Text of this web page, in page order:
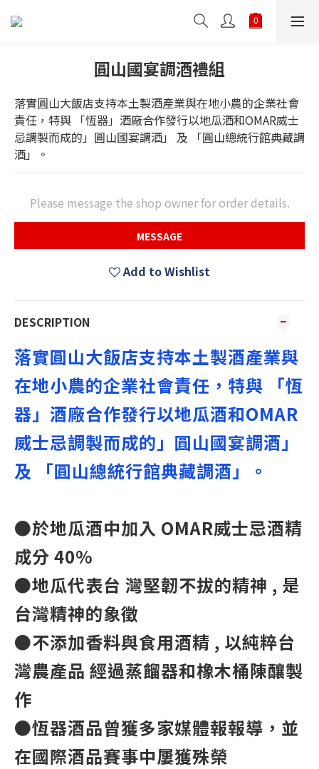
圓山國宴調酒禮組
落實圓山大飯店支持本土製酒產業與在地小農的企業社會
責任，特與 「恆器」酒廠合作發行以地瓜酒和OMAR威士
忌調製而成的」圓山國宴調酒」 及 「圓山總統行館典藏調
酒」。
Please message the shop owner for order details.
MESSAGE
Add to Wishlist
DESCRIPTION
落實圓山大飯店支持本土製酒產業與
在地小農的企業社會責任，特與 「恆
器」酒廠合作發行以地瓜酒和OMAR
威士忌調製而成的」圓山國宴調酒」
及 「圓山總統行館典藏調酒」。
●於地瓜酒中加入 OMAR威士忌酒精
成分 40%
●地瓜代表台 灣堅韌不拔的精神 , 是
台灣精神的象徵
●不添加香料與食用酒精 , 以純粹台
灣農產品 經過蒸餾器和橡木桶陳釀製
作
●恆器酒品曾獲多家媒體報報導，並
在國際酒品賽事中屢獲殊榮